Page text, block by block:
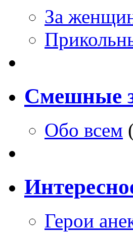
За
Смешные
Обо всем
Герои